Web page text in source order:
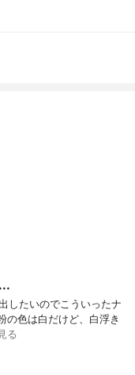
したいのでこういったナ
の色は白だけど、白浮き
る